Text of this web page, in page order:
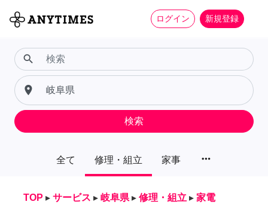
ログイン 新規登録
全て 修理・組立 家事 more_horiz
search
place
検索
TOP ▸ サービス ▸ 岐阜県 ▸ 修理・組立 ▸ 家電